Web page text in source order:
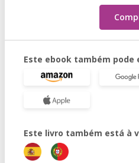
Este ebook também pode
Este livro também está à